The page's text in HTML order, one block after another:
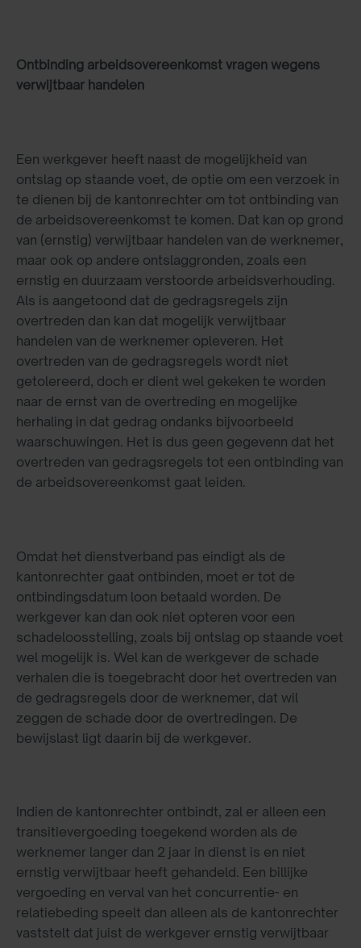
Ontbinding arbeidsovereenkomst vragen wegens
verwijtbaar handelen
Een werkgever heeft naast de mogelijkheid van
ontslag op staande voet, de optie om een verzoek in
te dienen bij de kantonrechter om tot ontbinding van
de arbeidsovereenkomst te komen. Dat kan op grond
van (ernstig) verwijtbaar handelen van de werknemer,
maar ook op andere ontslaggronden, zoals een
ernstig en duurzaam verstoorde arbeidsverhouding.
Als is aangetoond dat de gedragsregels zijn
overtreden dan kan dat mogelijk verwijtbaar
handelen van de werknemer opleveren. Het
overtreden van de gedragsregels wordt niet
getolereerd, doch er dient wel gekeken te worden
naar de ernst van de overtreding en mogelijke
herhaling in dat gedrag ondanks bijvoorbeeld
waarschuwingen. Het is dus geen gegevenn dat het
overtreden van gedragsregels tot een ontbinding van
de arbeidsovereenkomst gaat leiden.
Omdat het dienstverband pas eindigt als de
kantonrechter gaat ontbinden, moet er tot de
ontbindingsdatum loon betaald worden. De
werkgever kan dan ook niet opteren voor een
schadeloosstelling, zoals bij ontslag op staande voet
wel mogelijk is. Wel kan de werkgever de schade
verhalen die is toegebracht door het overtreden van
de gedragsregels door de werknemer, dat wil
zeggen de schade door de overtredingen. De
bewijslast ligt daarin bij de werkgever.
Indien de kantonrechter ontbindt, zal er alleen een
transitievergoeding toegekend worden als de
werknemer langer dan 2 jaar in dienst is en niet
ernstig verwijtbaar heeft gehandeld. Een billijke
vergoeding en verval van het concurrentie- en
relatiebeding speelt dan alleen als de kantonrechter
vaststelt dat juist de werkgever ernstig verwijtbaar